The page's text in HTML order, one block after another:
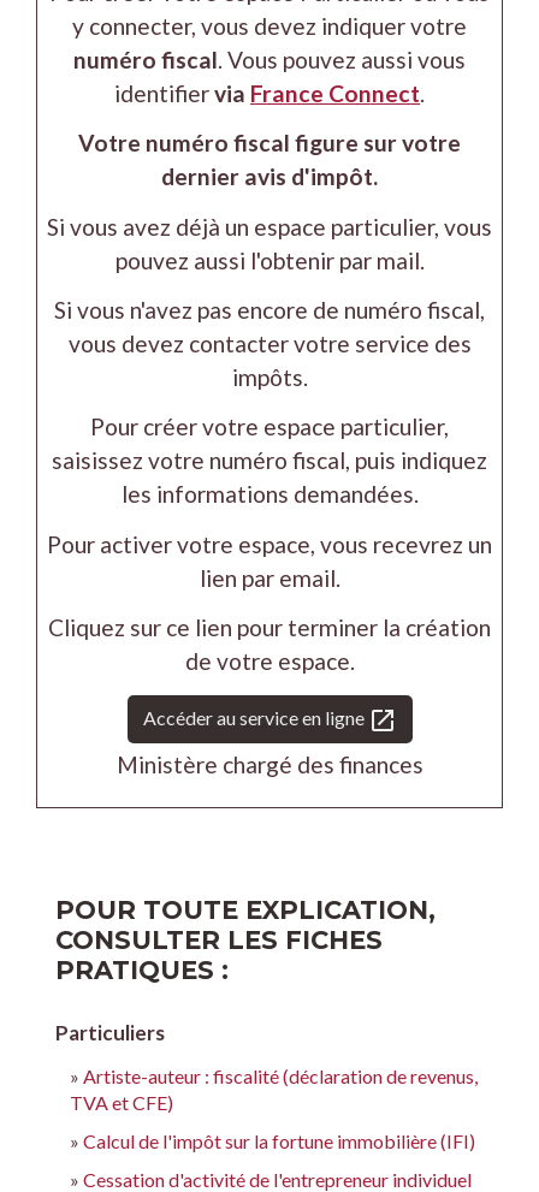
y connecter, vous devez indiquer votre
numéro fiscal. Vous pouvez aussi vous
identifiervia France Connect.
Votre numéro fiscal figure sur votre
dernier avis d'impôt.
Si vous avez déjà un espace particulier, vous
pouvez aussi l'obtenir par mail.
Si vous n'avez pas encore de numéro fiscal,
vous devez contacter votre service des
impôts.
Pour créer votre espace particulier,
saisissez votre numéro fiscal, puis indiquez
les informations demandées.
Pour activer votre espace, vous recevrez un
lien par email.
Cliquez sur ce lien pour terminer la création
de votre espace.
Accéder au service en ligne open_in_new
Ministère chargé des finances
POUR TOUTE EXPLICATION,
CONSULTER LES FICHES
PRATIQUES :
Particuliers
Artiste-auteur : fiscalité (déclaration de revenus,
TVA et CFE)
Calcul de l'impôt sur la fortune immobilière (IFI)
Cessation d'activité de l'entrepreneur individuel